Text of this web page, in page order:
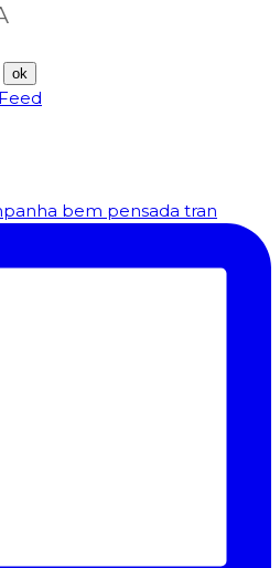
bem pensada tran